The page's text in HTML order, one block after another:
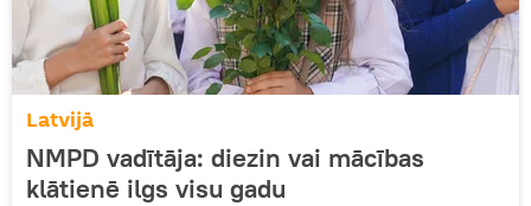
Latvijā
NMPD vadītāja: diezin vai mācības
klātienē ilgs visu gadu